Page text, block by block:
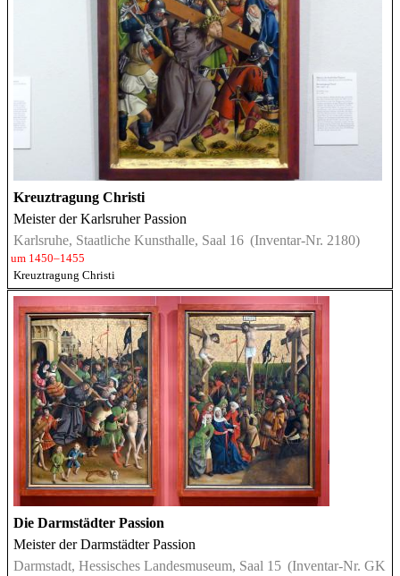
Kreuztragung Christi
Meister der Karlsruher Passion
Karlsruhe, Staatliche Kunsthalle, Saal 16 (Inventar-Nr. 2180)
um 1450–1455
Kreuztragung Christi
Die Darmstädter Passion
Meister der Darmstädter Passion
Darmstadt, Hessisches Landesmuseum, Saal 15 (Inventar-Nr. GK